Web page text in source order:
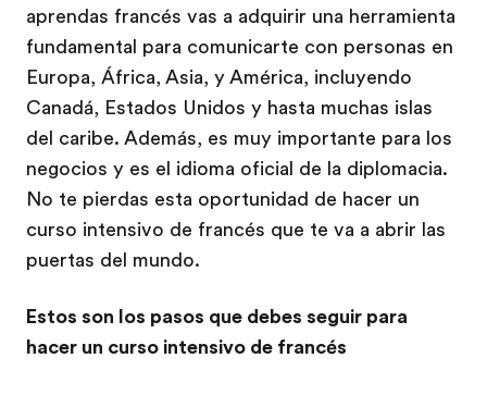
aprendas francés vas a adquirir una herramienta
fundamental para comunicarte con personas en
Europa, África, Asia, y América, incluyendo
Canadá, Estados Unidos y hasta muchas islas
del caribe. Además, es muy importante para los
negocios y es el idioma oficial de la diplomacia.
No te pierdas esta oportunidad de hacer un
curso intensivo de francés que te va a abrir las
puertas del mundo.
Estos son los pasos que debes seguir para
hacer un curso intensivo de francés